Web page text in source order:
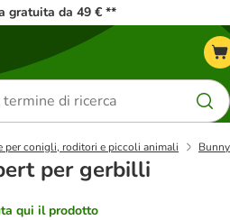
gratuita da 49 € **
per conigli, roditori e piccoli animali Bunny
per gerbilli
qui il prodotto